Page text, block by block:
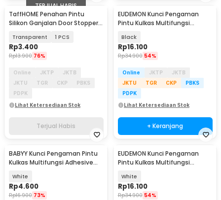
TERJUAL HABIS
TaffHOME Penahan Pintu
Silikon Ganjalan Door Stopper
Transparent 1 PCS
Rp3.400
Rp13.900 76%
Online JKTP
JKTB
JKTU
TGR CKP
PBKS
PDPK
Lihat Ketersediaan Stok
Terjual Habis
EUDEMON Kunci Pengaman
Pintu Kulkas Multifungsi
Black
Rp16.100
Rp34.900 54%
Online JKTP
JKTB
JKTU
TGR CKP
PBKS
PDPK
Lihat Ketersediaan Stok
+ Keranjang
BABYY Kunci Pengaman Pintu
Kulkas Multifungsi Adhesive
White
Rp4.600
Rp16.900 73%
EUDEMON Kunci Pengaman
Pintu Kulkas Multifungsi
White
Rp16.100
Rp34.900 54%